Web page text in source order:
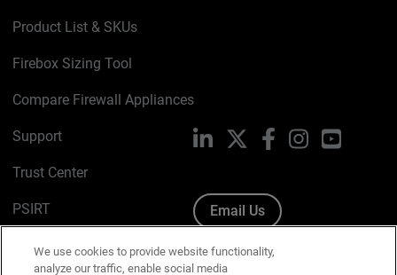
Product List & SKUs
Firebox Sizing Tool
Compare Firewall Appliances
Support
Trust Center
PSIRT
Cookie Policy
LinkedIn FacebookInstagramYouTube
Email Us
We use cookies to provide website functionality,
analyze our traffic, enable social media